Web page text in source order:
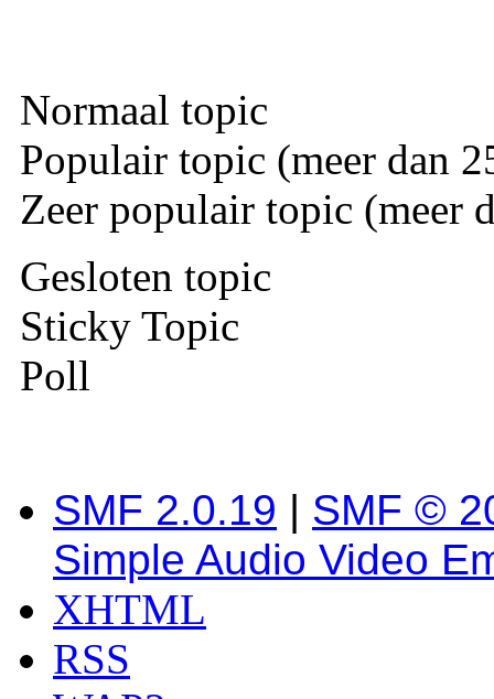
Normaal topic
Populair topic (meer dan
Zeer populair topic (meer
Gesloten topic
Sticky Topic
Poll
SMF 2.0.19 | SMF ©
Simple Audio Video
XHTML
RSS